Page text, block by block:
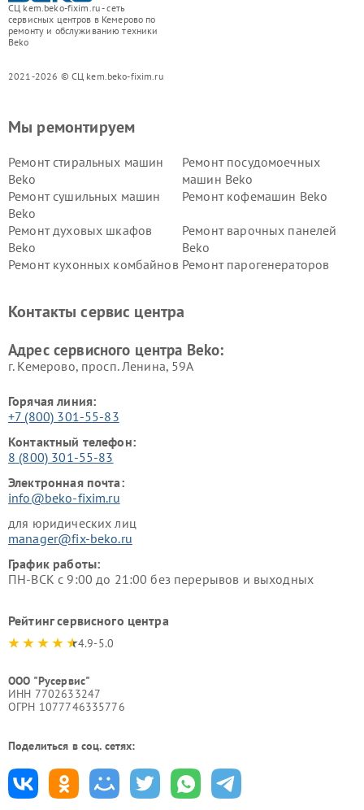
СЦ kem.beko-fixim.ru - сеть
сервисных центров в Кемерово по
ремонту и обслуживанию техники
Beko
2021-2026 © СЦ kem.beko-fixim.ru
Мы ремонтируем
Ремонт стиральных машин
Beko
Ремонт посудомоечных
машин Beko
Ремонт сушильных машин
Beko
Ремонт кофемашин Beko
Ремонт духовых шкафов
Beko
Ремонт варочных панелей
Beko
Ремонт кухонных комбайнов Ремонт парогенераторов
Ремонт холодильников Beko Ремонт морозильных камер
Контакты сервис центра
Адрес сервисного центра Beko:
г. Кемерово, просп. Ленина, 59А
Горячая линия:
+7 (800) 301-55-83
Контактный телефон:
8 (800) 301-55-83
Электронная почта:
info@beko-fixim.ru
для юридических лиц
manager@fix-beko.ru
График работы:
ПН-ВСК с 9:00 до 21:00 без перерывов и выходных
Рейтинг сервисного центра
4.9-5.0
ООО "Русервис"
ИНН 7702633247
ОГРН 1077746335776
Поделиться в соц. сетях: